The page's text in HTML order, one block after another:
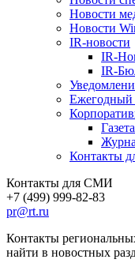
Новости
Новости
IR-новости
IR-
IR-
Ежегодный
Контакты
Контакты для СМИ
+7 (499) 999-82-83
pr@rt.ru
Контакты
найти в новостных